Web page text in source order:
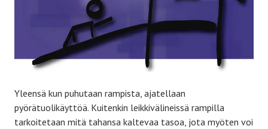
Yleensä kun puhutaan rampista, ajatellaan
pyörätuolikäyttöä. Kuitenkin leikkivälineissä rampilla
tarkoitetaan mitä tahansa kaltevaa tasoa, jota myöten voi